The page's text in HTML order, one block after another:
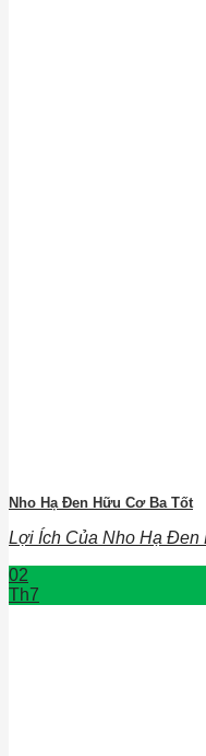
Nho Hạ Đen Hữu Cơ Ba Tốt
Lợi Ích Của Nho Hạ Đen
02
Th7